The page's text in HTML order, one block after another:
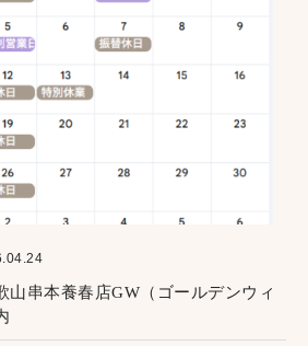
山串本養春店GW（ゴールデンウィ